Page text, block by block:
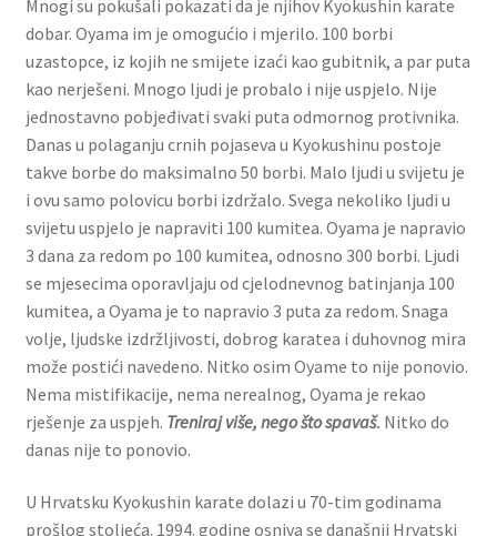
Mnogi su pokušali pokazati da je njihov Kyokushin karate
dobar. Oyama im je omogućio i mjerilo. 100 borbi
uzastopce, iz kojih ne smijete izaći kao gubitnik, a par puta
kao nerješeni. Mnogo ljudi je probalo i nije uspjelo. Nije
jednostavno pobjeđivati svaki puta odmornog protivnika.
Danas u polaganju crnih pojaseva u Kyokushinu postoje
takve borbe do maksimalno 50 borbi. Malo ljudi u svijetu je
i ovu samo polovicu borbi izdržalo. Svega nekoliko ljudi u
svijetu uspjelo je napraviti 100 kumitea. Oyama je napravio
3 dana za redom po 100 kumitea, odnosno 300 borbi. Ljudi
se mjesecima oporavljaju od cjelodnevnog batinjanja 100
kumitea, a Oyama je to napravio 3 puta za redom. Snaga
volje, ljudske izdržljivosti, dobrog karatea i duhovnog mira
može postići navedeno. Nitko osim Oyame to nije ponovio.
Nema mistifikacije, nema nerealnog, Oyama je rekao
rješenje za uspjeh. Treniraj više, nego što spavaš. Nitko do
danas nije to ponovio.
U Hrvatsku Kyokushin karate dolazi u 70-tim godinama
prošlog stoljeća. 1994. godine osniva se današnji Hrvatski